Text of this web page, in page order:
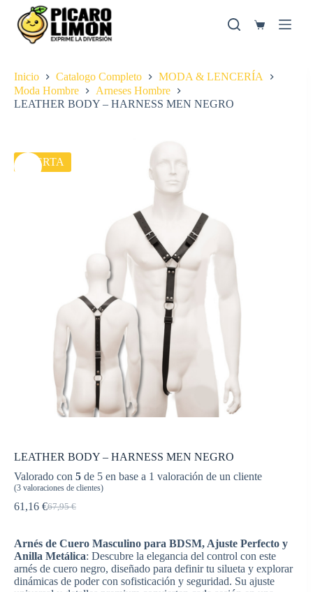
contenido
Carro
Inicio
Catalogo Completo
MODA & LENCERÍA
Moda Hombre
Arneses Hombre
LEATHER BODY – HARNESS MEN NEGRO
OFERTA
LEATHER BODY – HARNESS MEN NEGRO
Valorado con 5 de 5 en base a 1 valoración de un cliente
(3 valoraciones de clientes)
67,95€
El
original
era:
67,95 €.
61,16 €El
actual
es:
61,16 €.
Arnés de Cuero Masculino para BDSM, Ajuste Perfecto y
Anilla Metálica: Descubre la elegancia del control con este
arnés de cuero negro, diseñado para definir tu silueta y explorar
dinámicas de poder con sofisticación y seguridad. Su ajuste